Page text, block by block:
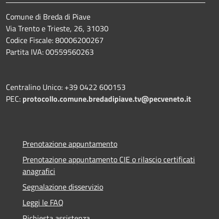
Comune di Breda di Piave
Via Trento e Trieste, 26, 31030
Codice Fiscale: 80006200267
Partita IVA: 00559560263
Centralino Unico: +39 0422 600153
PEC: protocollo.comune.bredadipiave.tv@pecveneto.it
Prenotazione appuntamento
Prenotazione appuntamento CIE o rilascio certificati
anagrafici
Segnalazione disservizio
Leggi le FAQ